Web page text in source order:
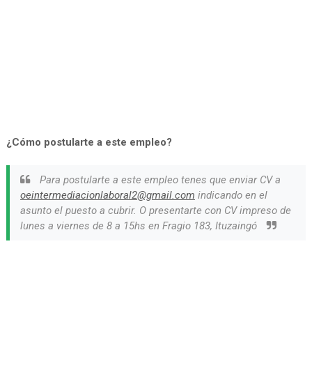
¿Cómo postularte a este empleo?
Para postularte a este empleo tenes que enviar CV a
oeintermediacionlaboral2@gmail.com indicando en el
asunto el puesto a cubrir. O presentarte con CV impreso de
lunes a viernes de 8 a 15hs en Fragio 183, Ituzaingó